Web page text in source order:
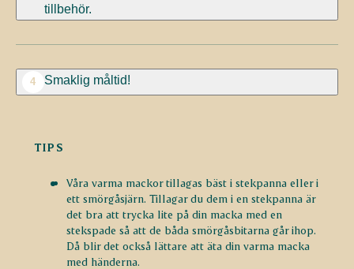
tillbehör.
4 Smaklig måltid!
TIPS
Våra varma mackor tillagas bäst i stekpanna eller i
ett smörgåsjärn. Tillagar du dem i en stekpanna är
det bra att trycka lite på din macka med en
stekspade så att de båda smörgåsbitarna går ihop.
Då blir det också lättare att äta din varma macka
med händerna.